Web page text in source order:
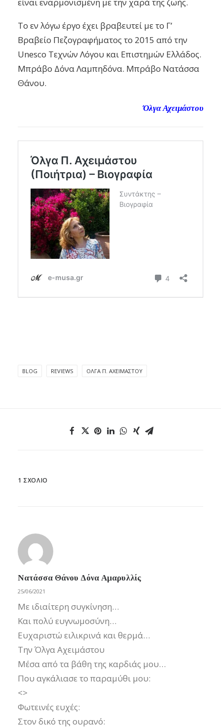
είναι εναρμονισμένη με την χαρά της ζωής.
Το εν λόγω έργο έχει βραβευτεί με το Γ’
Βραβείο Πεζογραφήματος το 2015 από την
Unesco Τεχνών Λόγου και Επιστημών Ελλάδος.
Μπράβο Δόνα Λαμπηδόνα. Μπράβο Νατάσσα
Θάνου.
Όλγα Αχειμάστου
BLOG REVIEWS ΌΛΓΑ Π. ΑΧΕΙΜΆΣΤΟΥ
1 ΣΧΌΛΙΟ
Νατάσσα Θάνου Δόνα Αμαρυλλίς
25/06/2021
Με ιδιαίτερη συγκίνηση…
Kαι πολύ ευγνωμοσύνη…
Ευχαριστώ ειλικρινά και θερμά…
Την Όλγα Αχειμάστου
Μέσα από τα βάθη της καρδιάς μου…
Που αγκάλιασε το παραμύθι μου:
<>
Φωτεινές ευχές:
Στον δικό της ουρανό: